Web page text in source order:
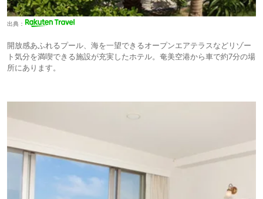
出典：
開放感あふれるプール、海を一望できるオープンエアテラスなどリゾー
ト気分を満喫できる施設が充実したホテル。奄美空港から車で約7分の場
所にあります。